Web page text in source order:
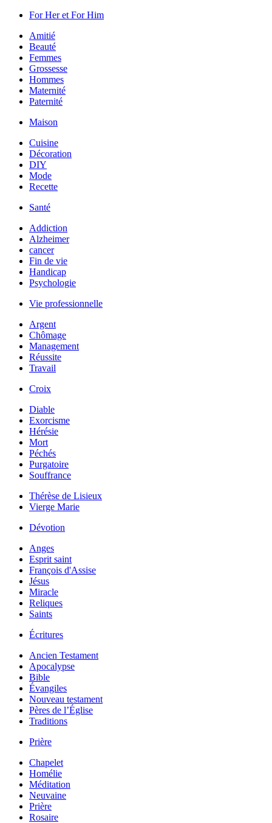
For Her et For Him
Amitié
Beauté
Femmes
Grossesse
Hommes
Maternité
Paternité
Maison
Cuisine
Décoration
DIY
Mode
Recette
Santé
Addiction
Alzheimer
cancer
Fin de vie
Handicap
Psychologie
Vie professionnelle
Argent
Chômage
Management
Réussite
Travail
Croix
Diable
Exorcisme
Hérésie
Mort
Péchés
Purgatoire
Souffrance
Thérèse de Lisieux
Vierge Marie
Dévotion
Anges
Esprit saint
François d'Assise
Jésus
Miracle
Reliques
Saints
Écritures
Ancien Testament
Apocalypse
Bible
Évangiles
Nouveau testament
Pères de l’Église
Traditions
Prière
Chapelet
Homélie
Méditation
Neuvaine
Prière
Rosaire